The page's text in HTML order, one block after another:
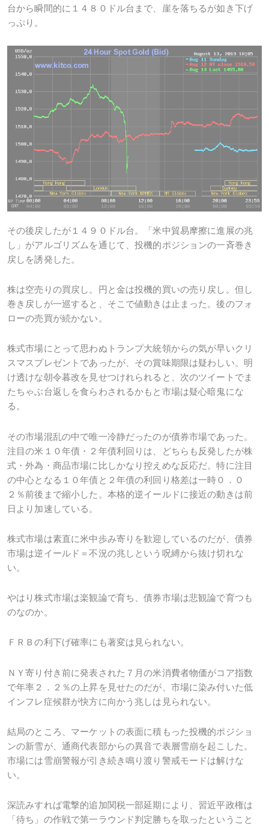
台から瞬間的に１４８０ドル台まで、崖を落ちるが如き下げ
っぷり。
その後戻したが１４９０ドル台。「米中貿易摩擦に進展の兆
し」がアルゴリズムを通じて、投機的ポジションの一斉巻き
戻しを誘発した。
株は空売りの買戻し。円と金は投機的買いの売り戻し。但し
巻き戻しが一巡すると、そこで値動きは止まった。後のフォ
ローの売買が続かない。
株式市場にとって思わぬトランプ大統領からの気が早いクリ
スマスプレゼントであったが、その賞味期限は疑わしい。明
け透けな朝令暮改を見せつけれられると、次のツイートでま
たちゃぶ台返しを食らわされるかもと市場は疑心暗鬼にな
る。
その市場混乱の中で唯一冷静だったのが債券市場であった。
注目の米１０年債・２年債利回りは、どちらも反発したが株
式・外為・商品市場に比しかなり控えめな反応だ。特に注目
の中心となる１０年債と２年債の利回り格差は一時０．０
２％前後まで縮小した。本格的逆イールドに接近の動きは前
日より加速している。
株式市場は素直に米中歩み寄りを歓迎しているのだが、債券
市場は逆イールド＝不況の兆しという呪縛から抜け切れな
い。
やはり株式市場は楽観論で育ち、債券市場は悲観論で育つも
のなのか。
ＦＲＢの利下げ確率にも著変は見られない。
ＮＹ寄り付き前に発表された７月の米消費者物価がコア指数
で年率２．２％の上昇を見せたのだが、市場に染み付いた低
インフレ症候群が快方に向かう兆しは見られない。
結局のところ、マーケットの表面に積もった投機的ポジショ
ンの新雪が、通商代表部からの異音で表層雪崩を起こした。
市場には雪崩警報が引き続き鳴り渡り警戒モードは解けな
い。
深読みすれば電撃的追加関税一部延期により、習近平政権は
「待ち」の作戦で第一ラウンド判定勝ちを取ったということ